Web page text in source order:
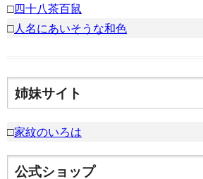
□四十八茶百鼠
□人名にあいそうな和色
姉妹サイト
□家紋のいろは
公式ショップ